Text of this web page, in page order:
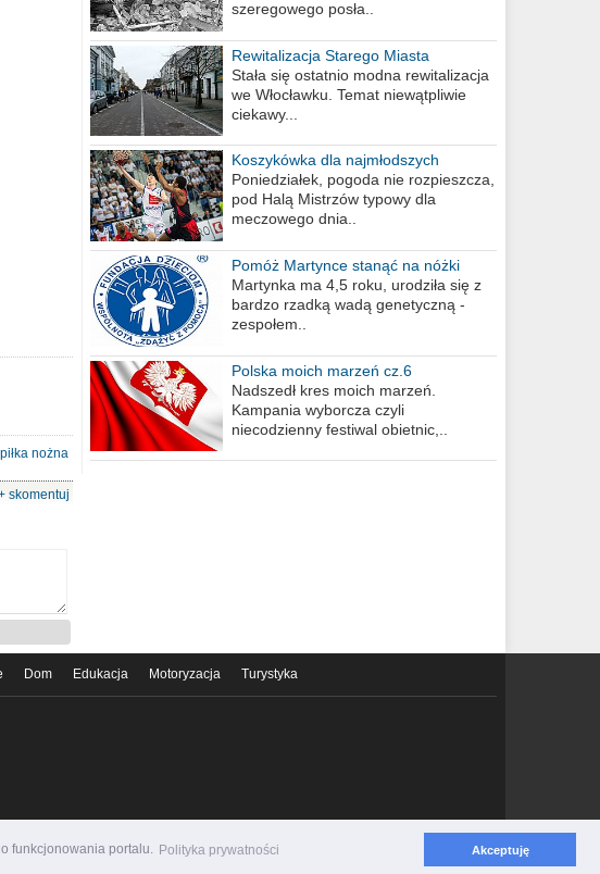
funkcjonowania portalu. Polityka prywatności Akceptuję
piłka nożna
skomentuj
szeregowego posła..
Rewitalizacja Starego Miasta
Stała się ostatnio modna rewitalizacja
we Włocławku. Temat niewątpliwie
ciekawy...
Koszykówka dla najmłodszych
Poniedziałek, pogoda nie rozpieszcza,
pod Halą Mistrzów typowy dla
meczowego dnia..
Pomóż Martynce stanąć na nóżki
Martynka ma 4,5 roku, urodziła się z
bardzo rzadką wadą genetyczną -
zespołem..
Polska moich marzeń cz.6
Nadszedł kres moich marzeń.
Kampania wyborcza czyli
niecodzienny festiwal obietnic,..
Dom Edukacja Motoryzacja Turystyka
Polityka prywatności